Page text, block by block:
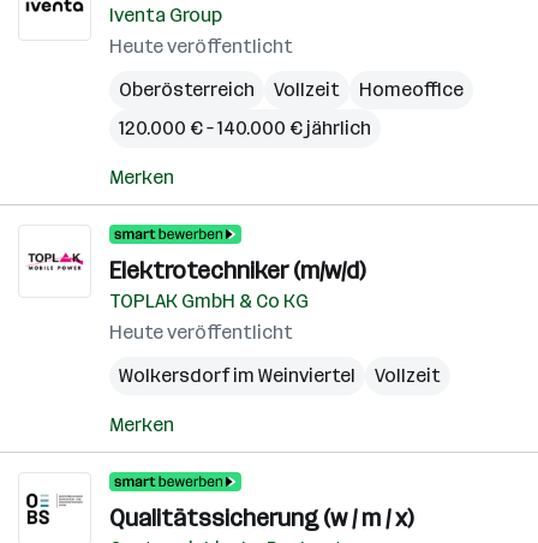
Iventa Group
Heute veröffentlicht
Oberösterreich
Vollzeit
Homeoffice
120.000 € – 140.000 € jährlich
Merken
Elektrotechniker (m/w/d)
TOPLAK GmbH & Co KG
Heute veröffentlicht
Wolkersdorf im Weinviertel
Vollzeit
Merken
Qualitätssicherung (w / m / x)